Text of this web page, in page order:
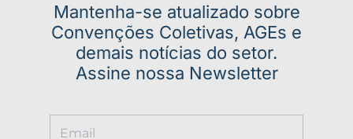
Mantenha-se atualizado sobre
Convenções Coletivas, AGEs e
demais notícias do setor.
Assine nossa Newsletter